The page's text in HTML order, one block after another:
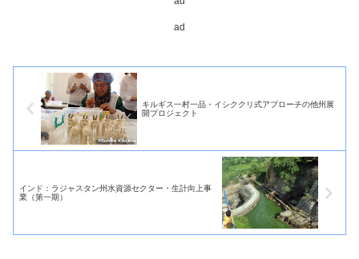
ad
キルギス一村一品・イシククリ式アプローチの他州展
開プロジェクト
インド：ラジャスタン州水資源セクター・生計向上事
業（第一期）